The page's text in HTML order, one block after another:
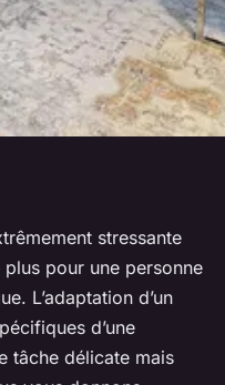
un
besoins
de
stressante
pour une personne
L’adaptation d’un
d’une
tâche délicate mais